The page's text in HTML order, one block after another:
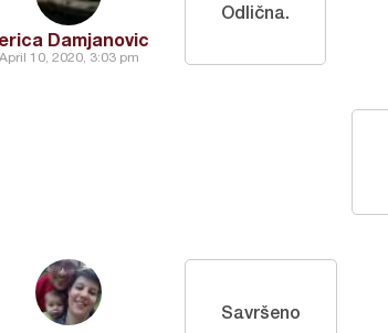
Damjanovic
April 10, 2020, 3:03 pm
Odlična.
Savršeno